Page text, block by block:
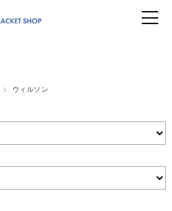
ウィルソン